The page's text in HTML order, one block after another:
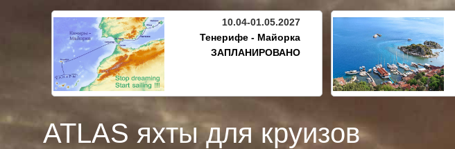
10.04-01.05.2027
Тенерифе - Майорка
ЗАПЛАНИРОВАНО
ATLAS яхты для круизов